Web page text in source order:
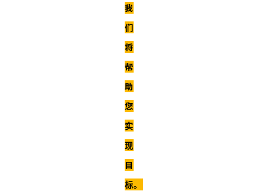
我
们
将
帮
助
您
实
现
目
标。